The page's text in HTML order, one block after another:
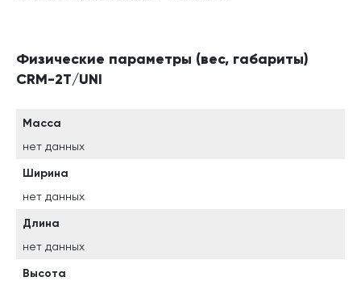
Физические параметры (вес, габариты)
CRM-2T/UNI
Масса
нет данных
Ширина
нет данных
Длина
нет данных
Высота